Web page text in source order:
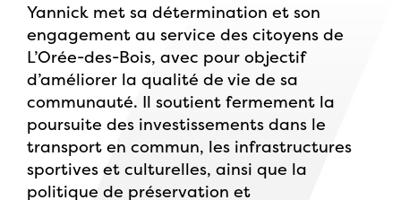
Yannick met sa détermination et son
engagement au service des citoyens de
L’Orée-des-Bois, avec pour objectif
d’améliorer la qualité de vie de sa
communauté. Il soutient fermement la
poursuite des investissements dans le
transport en commun, les infrastructures
sportives et culturelles, ainsi que la
politique de préservation et